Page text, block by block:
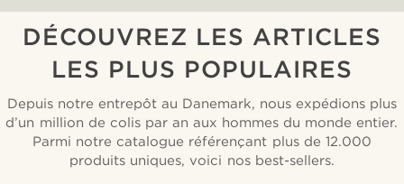
DÉCOUVREZ LES ARTICLES
LES PLUS POPULAIRES
Depuis notre entrepôt au Danemark, nous expédions plus
d’un million de colis par an aux hommes du monde entier.
Parmi notre catalogue référençant plus de 12.000
produits uniques, voici nos best-sellers.